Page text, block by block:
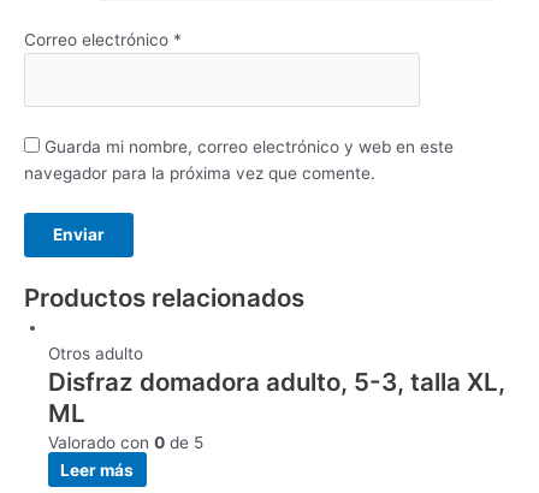
Correo electrónico *
Guarda mi nombre, correo electrónico y web en este
navegador para la próxima vez que comente.
Productos relacionados
Otros adulto
Disfraz domadora adulto, 5-3, talla XL,
ML
Valorado con 0 de 5
Leer más